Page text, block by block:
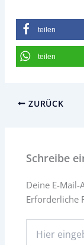
teilen
teilen
ZURÜCK
Schreibe
Deine E-
Erforderliche
eingeben…